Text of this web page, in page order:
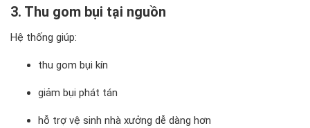
3. Thu gom bụi tại nguồn
Hệ thống giúp:
thu gom bụi kín
giảm bụi phát tán
hỗ trợ vệ sinh nhà xưởng dễ dàng hơn